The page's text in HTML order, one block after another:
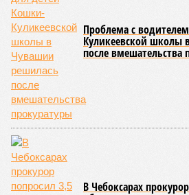
класса по керешу, а также мастера
Параллельно с этим разработана
по керешу, охватывающая все
юношеского разряда до уровня
спорта. Такая структура призвана
в подготовке юных атлетов и
для последовательного повышения
Керешу представляет собой
уходящее корнями в культуру
проходит следующим образом:
лицом друг к другу, при этом через
перекинуто специальное